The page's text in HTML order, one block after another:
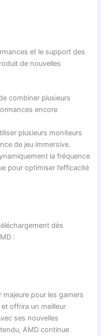
et le support des
de nouvelles
combiner plusieurs
encore
plusieurs moniteurs
de jeu immersive.
la fréquence
pour optimiser l’efficacité
dès
:
pour les gamers
offrira un meilleur
ses nouvelles
AMD continue